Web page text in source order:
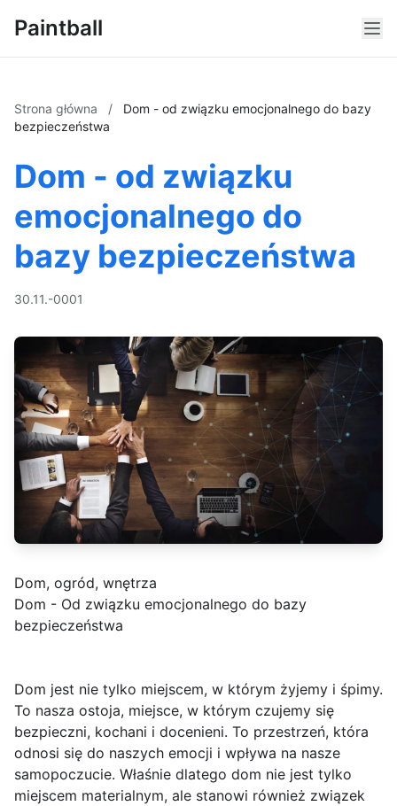
Paintball
Strona główna /
Dom - od związku emocjonalnego do bazy
bezpieczeństwa
Dom - od związku
emocjonalnego do
bazy bezpieczeństwa
30.11.-0001
Dom, ogród, wnętrza
Dom - Od związku emocjonalnego do bazy
bezpieczeństwa
Dom jest nie tylko miejscem, w którym żyjemy i śpimy.
To nasza ostoja, miejsce, w którym czujemy się
bezpieczni, kochani i docenieni. To przestrzeń, która
odnosi się do naszych emocji i wpływa na nasze
samopoczucie. Właśnie dlatego dom nie jest tylko
miejscem materialnym, ale stanowi również związek